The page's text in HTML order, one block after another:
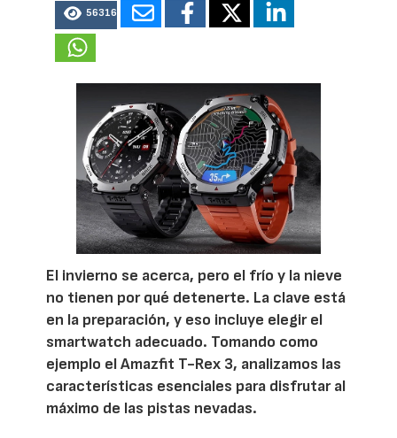
56316
El invierno se acerca, pero el frío y la nieve
no tienen por qué detenerte. La clave está
en la preparación, y eso incluye elegir el
smartwatch adecuado. Tomando como
ejemplo el Amazfit T-Rex 3, analizamos las
características esenciales para disfrutar al
máximo de las pistas nevadas.